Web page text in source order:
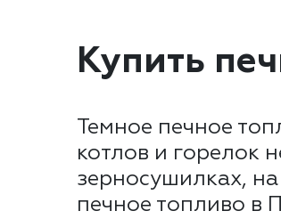
Купить
Темное печное
котлов и горелок
зерносушилках,
печное топливо в